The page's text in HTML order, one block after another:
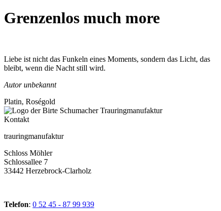
Grenzenlos much more
Liebe ist nicht das Funkeln eines Moments, sondern das Licht, das
bleibt, wenn die Nacht still wird.
Autor unbekannt
Platin, Roségold
Kontakt
trauringmanufaktur
Schloss Möhler
Schlossallee 7
33442 Herzebrock-Clarholz
Telefon: 0 52 45 - 87 99 939